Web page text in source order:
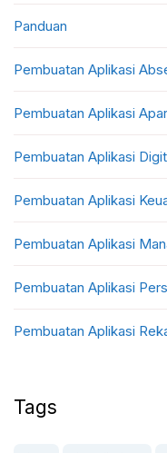
Panduan
Pembuatan Aplikasi
Pembuatan Aplikasi
Pembuatan Aplikasi
Pembuatan Aplikasi
Pembuatan Aplikasi
Pembuatan Aplikasi
Pembuatan Aplikasi
Tags